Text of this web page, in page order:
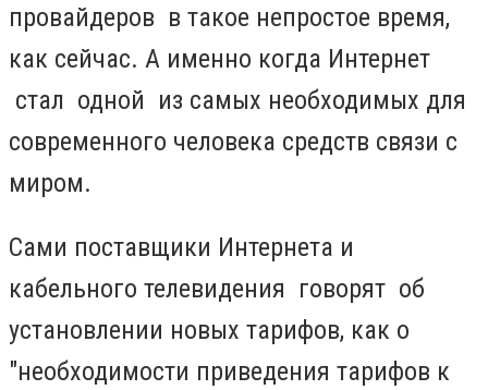
провайдеров в такое непростое время,
как сейчас. А именно когда Интернет
стал одной из самых необходимых для
современного человека средств связи с
миром.
Сами поставщики Интернета и
кабельного телевидения говорят об
установлении новых тарифов, как о
"необходимости приведения тарифов к